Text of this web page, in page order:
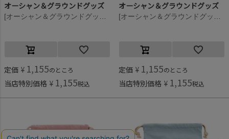
オーシャン＆グラウンドグッズ
定価 ¥ 1,155のところ
当店特別価格 ¥ 1,155税込
オーシャン＆グラウンドグッズ
定価 ¥ 1,155のところ
当店特別価格 ¥ 1,155税込